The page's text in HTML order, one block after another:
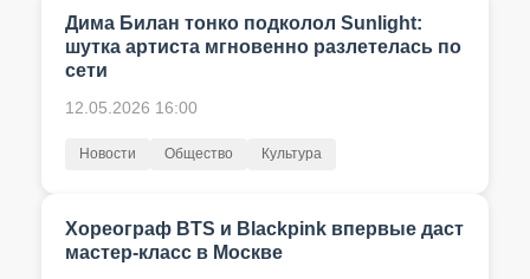
Дима Билан тонко подколол Sunlight:
шутка артиста мгновенно разлетелась по
сети
12.05.2026 16:00
Новости Общество Культура
Хореограф BTS и Blackpink впервые даст
мастер-класс в Москве